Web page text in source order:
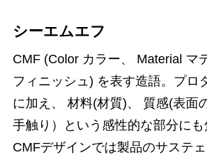
シーエムエフ
CMF (Color カラー、 Material マ
フィニッシュ) を表す造語。プロ
に加え、 材料(材質)、 質感(表面
手触り）という感性的な部分にも
CMFデザインでは製品のサステ